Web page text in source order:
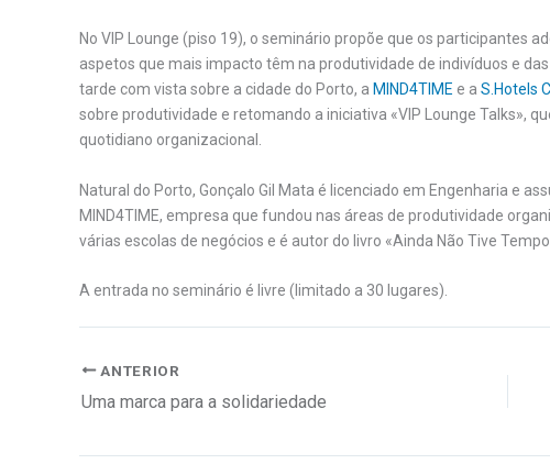
No VIP Lounge (piso 19), o seminário propõe que os participantes
aspetos que mais impacto têm na produtividade de indivíduos e
tarde com vista sobre a cidade do Porto, a MIND4TIME e a S.Hotels
sobre produtividade e retomando a iniciativa «VIP Lounge Talks»,
quotidiano organizacional.
Natural do Porto, Gonçalo Gil Mata é licenciado em Engenharia e
MIND4TIME, empresa que fundou nas áreas de produtividade
várias escolas de negócios e é autor do livro «Ainda Não Tive
A entrada no seminário é livre (limitado a 30 lugares).
ANTERIOR
Uma marca para a solidariedade